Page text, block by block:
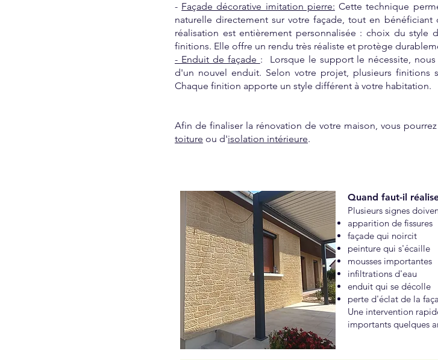
- Façade décorative imitation pierre: Cette technique
naturelle directement sur votre façade, tout en
réalisation est entièrement personnalisée : choix du
finitions. Elle offre un rendu très réaliste et protège
- Enduit de façade :
Lorsque le support le nécessite,
d'un nouvel enduit. Selon votre projet, plusieurs finitions
Chaque finition apporte un style différent à votre habitation.
Afin de finaliser la rénovation de votre maison, vous
toiture ou d'isolation intérieure.
Quand faut-il
Plusieurs signes
apparition de fissures
façade qui noircit
peinture qui s'écaille
mousses importantes
infiltrations d'eau
enduit qui se décolle
perte d'éclat de la
Une intervention
importants quelques